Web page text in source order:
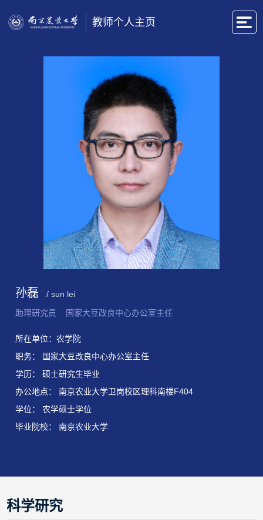
教师个人主页
孙磊
/ sun lei
助理研究员 国家大豆改良中心办公室主任
所在单位：农学院
职务： 国家大豆改良中心办公室主任
学历： 硕士研究生毕业
办公地点： 南京农业大学卫岗校区理科南楼F404
学位： 农学硕士学位
毕业院校： 南京农业大学
科学研究